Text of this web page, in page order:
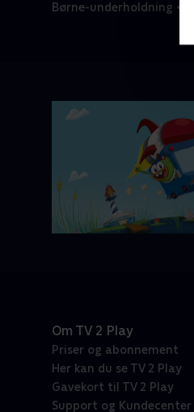
Børne-underholdning • 1
Om TV 2 Play
Priser og abonnement
Her kan du se TV 2 Play
Gavekort til TV 2 Play
Support og Kundecenter